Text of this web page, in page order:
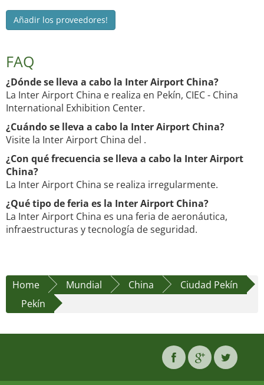
Añadir los proveedores!
FAQ
¿Dónde se lleva a cabo la Inter Airport China?
La Inter Airport China e realiza en Pekín, CIEC - China
International Exhibition Center.
¿Cuándo se lleva a cabo la Inter Airport China?
Visite la Inter Airport China del .
¿Con qué frecuencia se lleva a cabo la Inter Airport
China?
La Inter Airport China se realiza irregularmente.
¿Qué tipo de feria es la Inter Airport China?
La Inter Airport China es una feria de aeronáutica,
infraestructuras y tecnología de seguridad.
Home Mundial China
Ciudad Pekín
Pekín